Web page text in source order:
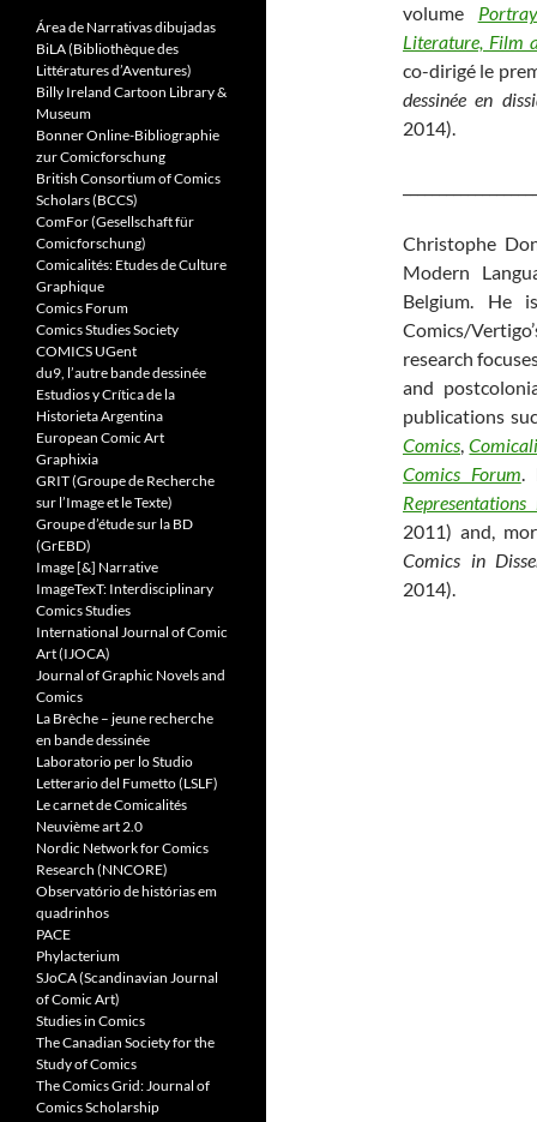
volume
Literature, Film
co-dirigé le
dessinée en
2014).
Christophe
Modern
Belgium. He
Comics/
research
and
publications
Comics,
Comics Forum.
2011) and,
Comics in
2014).
Área de Narrativas dibujadas
BiLA (Bibliothèque des
Littératures d’Aventures)
Billy Ireland Cartoon Library &
Museum
Bonner Online-Bibliographie
zur Comicforschung
British Consortium of Comics
Scholars (BCCS)
ComFor (Gesellschaft für
Comicforschung)
Comicalités: Etudes de Culture
Graphique
Comics Forum
Comics Studies Society
COMICS UGent
du9, l’autre bande dessinée
Estudios y Crítica de la
Historieta Argentina
European Comic Art
Graphixia
GRIT (Groupe de Recherche
sur l’Image et le Texte)
Groupe d’étude sur la BD
(GrEBD)
Image [&] Narrative
ImageTexT: Interdisciplinary
Comics Studies
International Journal of Comic
Art (IJOCA)
Journal of Graphic Novels and
Comics
La Brèche – jeune recherche
en bande dessinée
Laboratorio per lo Studio
Letterario del Fumetto (LSLF)
Le carnet de Comicalités
Neuvième art 2.0
Nordic Network for Comics
Research (NNCORE)
Observatório de histórias em
quadrinhos
PACE
Phylacterium
SJoCA (Scandinavian Journal
of Comic Art)
Studies in Comics
The Canadian Society for the
Study of Comics
The Comics Grid: Journal of
Comics Scholarship